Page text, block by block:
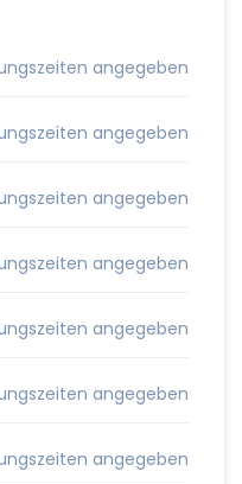
angegeben
angegeben
angegeben
angegeben
angegeben
angegeben
angegeben